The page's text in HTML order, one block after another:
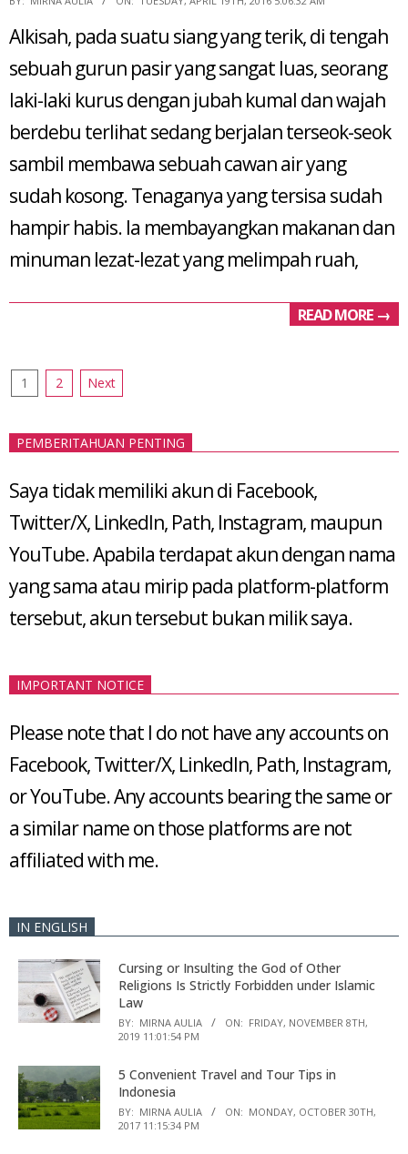
19
Alkisah, pada suatu siang yang terik, di tengah
sebuah gurun pasir yang sangat luas, seorang
laki-laki kurus dengan jubah kumal dan wajah
berdebu terlihat sedang berjalan terseok-seok
sambil membawa sebuah cawan air yang
sudah kosong. Tenaganya yang tersisa sudah
hampir habis. Ia membayangkan makanan dan
minuman lezat-lezat yang melimpah ruah,
READ MORE →
Posts
1 2 Next
PEMBERITAHUAN PENTING
Saya tidak memiliki akun di Facebook,
Twitter/X, LinkedIn, Path, Instagram, maupun
YouTube. Apabila terdapat akun dengan nama
yang sama atau mirip pada platform-platform
tersebut, akun tersebut bukan milik saya.
IMPORTANT NOTICE
Please note that I do not have any accounts on
Facebook, Twitter/X, LinkedIn, Path, Instagram,
or YouTube. Any accounts bearing the same or
a similar name on those platforms are not
affiliated with me.
IN ENGLISH
Cursing or Insulting the God of Other
Religions Is Strictly Forbidden under Islamic
Law
BY: MIRNA AULIA ON: FRIDAY, NOVEMBER 8TH,
2019 11:01:54 PM
5 Convenient Travel and Tour Tips in
Indonesia
BY: MIRNA AULIA ON: MONDAY, OCTOBER 30TH,
2017 11:15:34 PM